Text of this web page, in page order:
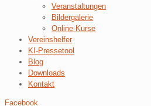
Veranstaltungen
Bildergalerie
Online-Kurse
Vereinshelfer
KI-Pressetool
Blog
Downloads
Kontakt
Facebook